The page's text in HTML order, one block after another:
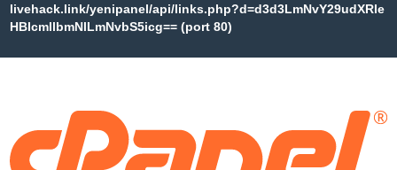
livehack.link/yenipanel/api/links.php?d=d3d3LmNvY29udXRle
HBlcmllbmNlLmNvbS5icg== (port 80)